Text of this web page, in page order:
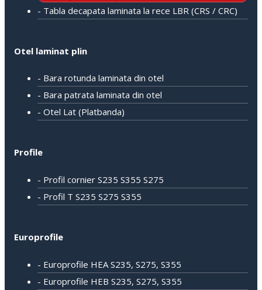
- Tabla decapata laminata la rece LBR (CRS / CRC)
Otel laminat plin
- Bara rotunda laminata din otel
- Bara patrata laminata din otel
- Otel Lat (Platbanda)
Profile
- Profil cornier S235 S355 S275
- Profil T S235 S275 S355
Europrofile
- Europrofile HEA S235, S275, S355
- Europrofile HEB S235, S275, S355